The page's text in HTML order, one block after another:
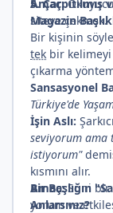
Amaç:
siteye çekmek.
5. Çarpıtılmış
Magazin
Bir kişinin
tek bir kelimeyi
çıkarma
Sansasyonel
Türkiye'de
İşin Aslı:
seviyorum ama
istiyorum"
kısmını alır.
Amaç:Suni bir
yorum ve
Bir Başlığın
Anlarsınız?